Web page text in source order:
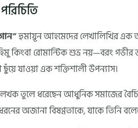
হুমায়ূন আহমেদের লেখালিখির এক
কিংবা রোমান্টিক শুভ্র নয়—বরং
যাওয়া এক শক্তিশালী উপন্যাস।
তুলে ধরেছেন আধুনিক সমাজের
অজানা বিষণ্ণতাকে, যাকে তিনি